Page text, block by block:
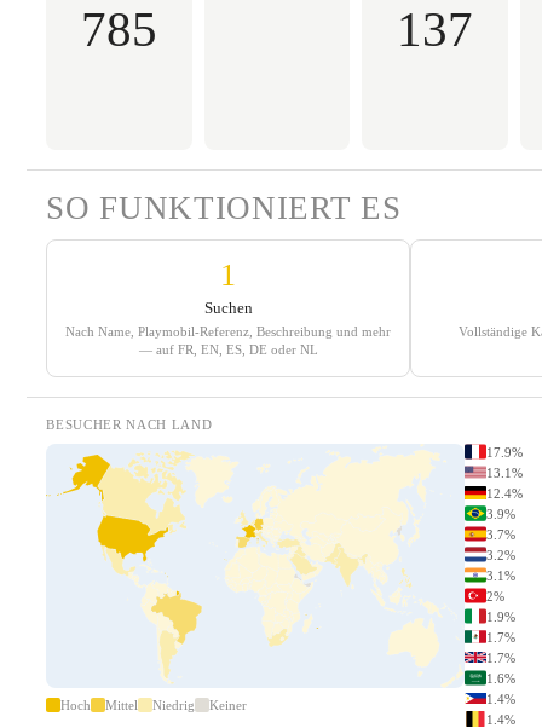
785
137
SO FUNKTIONIERT ES
1
Suchen
Nach Name, Playmobil-Referenz, Beschreibung und mehr
— auf FR, EN, ES, DE oder NL
Vollständige
BESUCHER NACH LAND
Hoch Mittel Niedrig Keiner
17.9%
13.1%
12.4%
3.9%
3.7%
3.2%
3.1%
2%
1.9%
1.7%
1.7%
1.6%
1.4%
1.4%